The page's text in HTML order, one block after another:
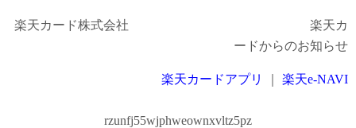
楽天カード株式会社 楽天カ
ードからのお知らせ
楽天カードアプリ 楽天e-NAVI
rzunfj55wjphweownxvltz5pz